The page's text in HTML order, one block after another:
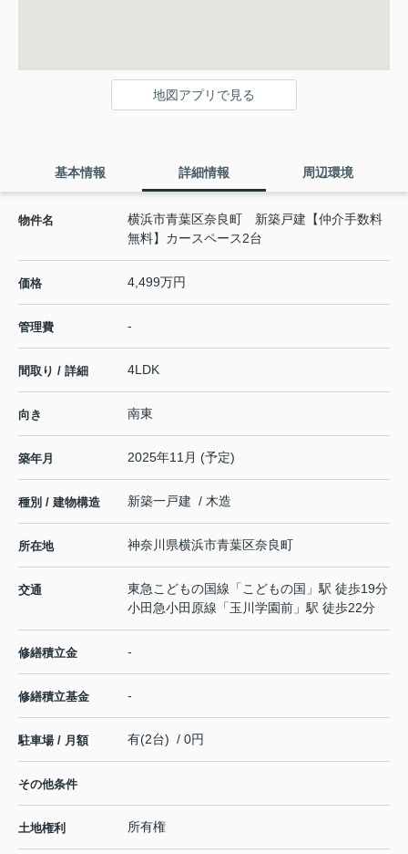
地図アプリで見る
基本情報 詳細情報 周辺環境
物件名
横浜市青葉区奈良町 新築戸建【仲介手数料
無料】カースペース2台
価格 4,499万円
管理費 -
間取り / 詳細 4LDK
向き 南東
築年月 2025年11月 (予定)
種別 / 建物構造 新築一戸建 / 木造
所在地 神奈川県横浜市青葉区奈良町
交通 東急こどもの国線 「 こどもの国 」駅 徒歩19分
小田急小田原線 「玉川学園前 」駅 徒歩22分
修繕積立金 -
修繕積立基金 -
駐車場 / 月額 有(2台) / 0円
その他条件
土地権利 所有権